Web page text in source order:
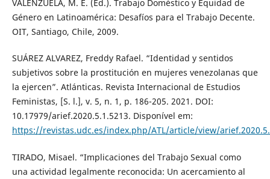
VALENZUELA, M. E. (Ed.). Trabajo Doméstico y Equidad de
Género en Latinoamérica: Desafíos para el Trabajo Decente.
OIT, Santiago, Chile, 2009.
SUÁREZ ALVAREZ, Freddy Rafael. “Identidad y sentidos
subjetivos sobre la prostitución en mujeres venezolanas que
la ejercen”. Atlánticas. Revista Internacional de Estudios
Feministas, [S. l.], v. 5, n. 1, p. 186-205. 2021. DOI:
10.17979/arief.2020.5.1.5213. Disponível em:
https://revistas.udc.es/index.php/ATL/article/view/
TIRADO, Misael. “Implicaciones del Trabajo Sexual como
una actividad legalmente reconocida: Un acercamiento al